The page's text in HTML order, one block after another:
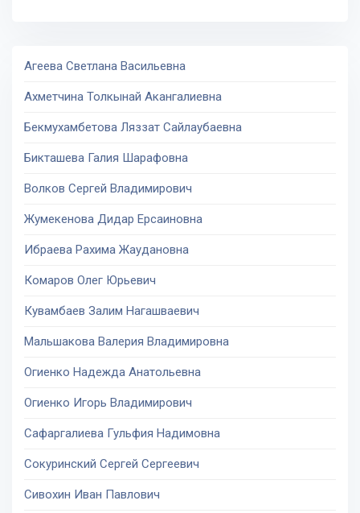
Агеева Светлана Васильевна
Ахметчина Толкынай Акангалиевна
Бекмухамбетова Ляззат Сайлаубаевна
Бикташева Галия Шарафовна
Волков Сергей Владимирович
Жумекенова Дидар Ерсаиновна
Ибраева Рахима Жаудановна
Комаров Олег Юрьевич
Кувамбаев Залим Нагашваевич
Мальшакова Валерия Владимировна
Огиенко Надежда Анатольевна
Огиенко Игорь Владимирович
Сафаргалиева Гульфия Надимовна
Сокуринский Сергей Сергеевич
Сивохин Иван Павлович